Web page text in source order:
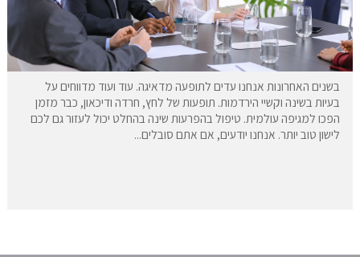
בשנים האחרונות אנחנו עדים לתופעה מדאיגה. עוד ועוד מדווחים על
בעיות בשינה וקשיי הירדמות. תופעות של לחץ, חרדה ודיכאון, כבר מזמן
הפכו למגיפה עולמית. טיפול בהפרעות שינה בהחלט יכול לעזור גם לכם
לישון טוב יותר. אנחנו יודעים, אם אתם סובלים...